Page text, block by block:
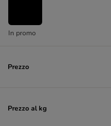
In promo
Prezzo
Prezzo al kg